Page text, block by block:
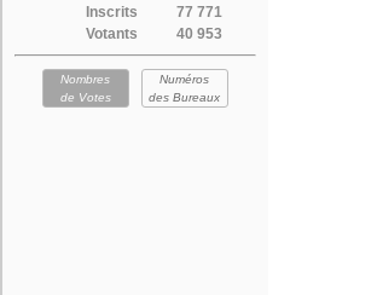
Inscrits
77 771
Votants
40 953
Nombres
de Votes
Numéros
des Bureaux